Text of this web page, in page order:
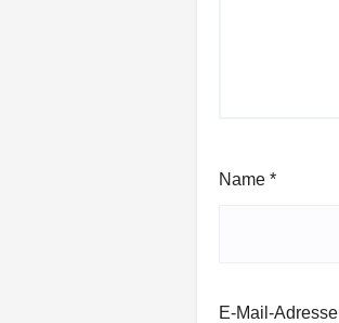
Name *
E-Mail-Adresse